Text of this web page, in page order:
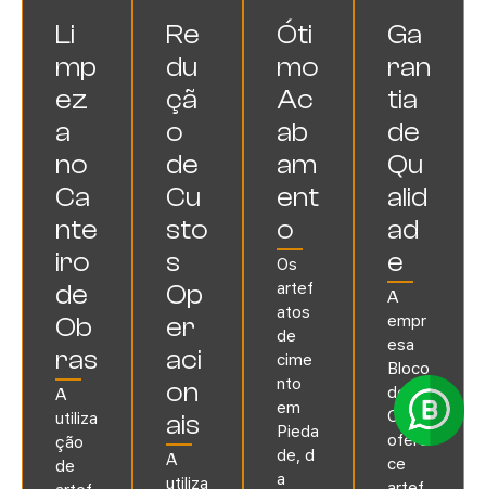
Li
mp
ez
a
no
Ca
nte
iro
de
Ob
ras
A
utiliza
ção
de
Re
du
çã
o
de
Cu
sto
s
Op
er
aci
on
ais
A
utiliza
Óti
mo
Ac
ab
am
ent
o
Os
artef
atos
de
cime
nto
em
Pieda
de, d
a
Ga
ran
tia
de
Qu
alid
ad
e
A
empr
esa
Bloco
de
Ouro
ofere
ce